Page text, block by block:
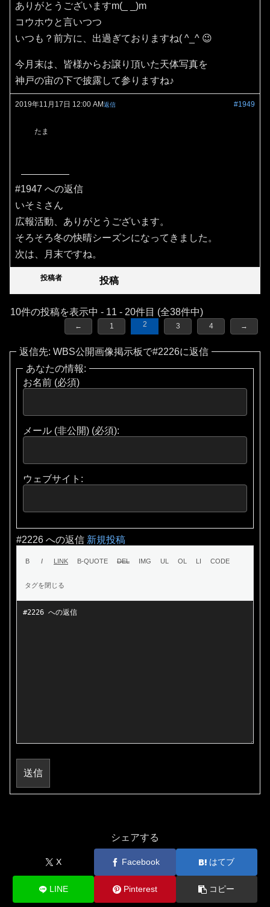
ありがとうございますm(_ _)m
コウホウと言いつつ
いつも？前方に、出過ぎておりますね( ^_^ 😉
今月末は、皆様からお譲り頂いた天体写真を
神戸の宙の下で披露して参りますね♪
2019年11月17日 12:00 AM #1949
返信
たま
#1947 への返信
いそミさん
広報活動、ありがとうございます。
そろそろ冬の快晴シーズンになってきました。
次は、月末ですね。
投稿者 投稿
10件の投稿を表示中 - 11 - 20件目 (全38件中)
← 1 2 3 4 →
返信先: WBS公開画像掲示板で#2226に返信
あなたの情報:
お名前 (必須)
メール (非公開) (必須):
ウェブサイト:
#2226 への返信 新規投稿
送信
シェアする
X Facebook はてブ
LINE Pinterest コピー